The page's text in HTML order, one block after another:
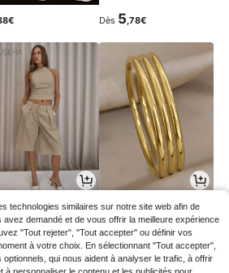
Dès 5 ,78€
,79€ Dès 3,13€
technologies similaires sur notre site web afin de
demandé et de vous offrir la meilleure expérience
"Tout rejeter", "Tout accepter" ou définir vos
à votre choix. En sélectionnant "Tout accepter",
qui nous aident à analyser le trafic, à offrir